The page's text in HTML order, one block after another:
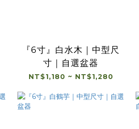
『6寸』白水木｜中型尺
寸｜自選盆器
NT$1,180 ~ NT$1,280